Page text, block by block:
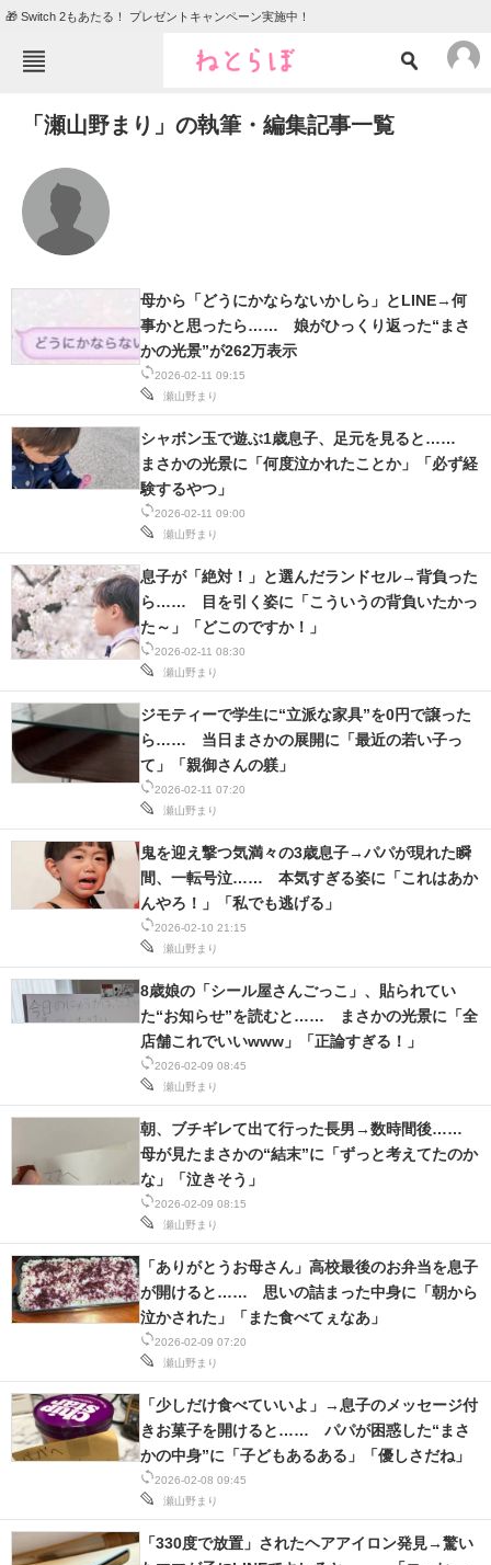
🎁 Switch 2もあたる！ プレゼントキャンペーン実施中！
TOP ニュース
エンタメ
グルメ
住まい
リサーチ
会員記事
注目記事を集めた総合ページ
ITの今と未来を見通す
スマホと通信の最新トレンド
進化するPCとデバイスの未来
好きが集まる 比べて選べる
ビジネスと働き方のヒント
AI活用のいまが分かる
企業ITのトレンドを詳説
経営リーダーのコミュニティ
マーケ×ITの今がよく分かる
ITエンジニア向け専門サイト
企業向けIT製品の総合サイト
IT製品の技術・比較・事例
製造業のIT導入・活用を支援
モノづくり技術者専門サイト
電子設計の基本と応用
建設×テクノロジーの最前線
ちょっと気になるネットの話題
「瀬山野まり」の執筆・編集記事一覧
2026-02-11 09:15
瀬山野まり
母から「どうにかならないかしら」とLINE→何
事かと思ったら…… 娘がひっくり返った“まさ
かの光景”が262万表示
2026-02-11 09:00
瀬山野まり
シャボン玉で遊ぶ1歳息子、足元を見ると……
まさかの光景に「何度泣かれたことか」「必ず経
験するやつ」
2026-02-11 08:30
瀬山野まり
息子が「絶対！」と選んだランドセル→背負った
ら…… 目を引く姿に「こういうの背負いたかっ
た～」「どこのですか！」
2026-02-11 07:20
瀬山野まり
ジモティーで学生に“立派な家具”を0円で譲った
ら…… 当日まさかの展開に「最近の若い子っ
て」「親御さんの躾」
2026-02-10 21:15
瀬山野まり
鬼を迎え撃つ気満々の3歳息子→パパが現れた瞬
間、一転号泣…… 本気すぎる姿に「これはあか
んやろ！」「私でも逃げる」
2026-02-09 08:45
瀬山野まり
8歳娘の「シール屋さんごっこ」、貼られてい
た“お知らせ”を読むと…… まさかの光景に「全
店舗これでいいwww」「正論すぎる！」
2026-02-09 08:15
瀬山野まり
朝、ブチギレて出て行った長男→数時間後……
母が見たまさかの“結末”に「ずっと考えてたのか
な」「泣きそう」
2026-02-09 07:20
瀬山野まり
「ありがとうお母さん」高校最後のお弁当を息子
が開けると…… 思いの詰まった中身に「朝から
泣かされた」「また食べてぇなあ」
2026-02-08 09:45
瀬山野まり
「少しだけ食べていいよ」→息子のメッセージ付
きお菓子を開けると…… パパが困惑した“まさ
かの中身”に「子どもあるある」「優しさだね」
「330度で放置」されたヘアアイロン発見→驚い